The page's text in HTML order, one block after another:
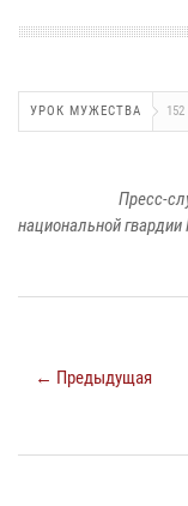
УРОК МУЖЕСТВА 152
Пресс-
национальной
← Предыдущая